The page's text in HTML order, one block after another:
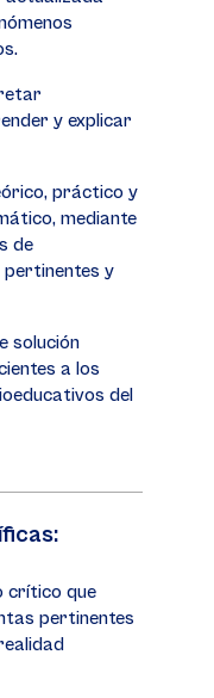
y explicar
práctico y
mediante
de
pertinentes y
solución
a los
del
crítico que
pertinentes